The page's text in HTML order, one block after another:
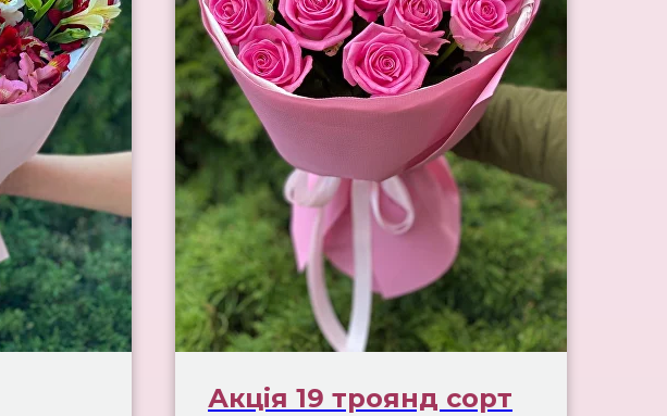
Акція 19 троянд сорт